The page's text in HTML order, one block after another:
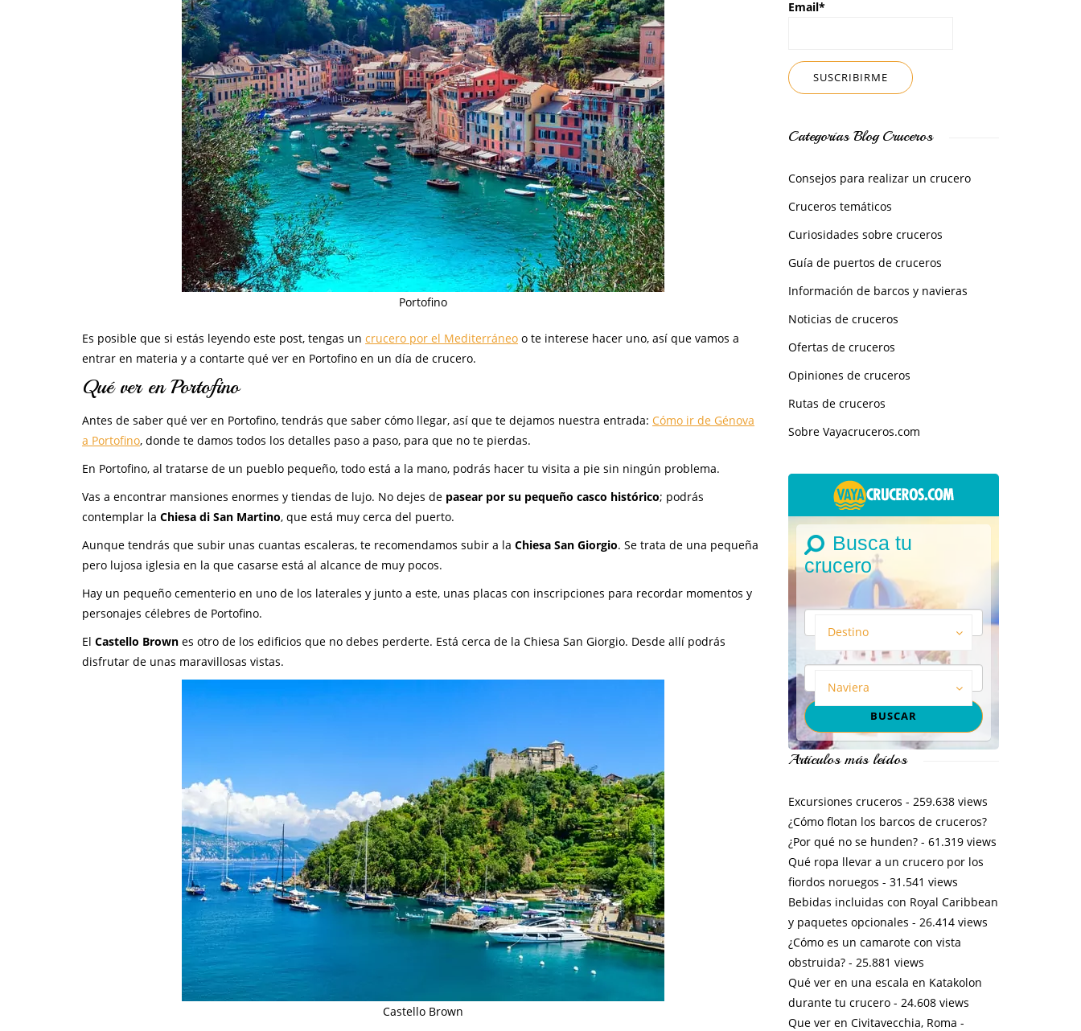
Portofino
Es posible que si estás leyendo este post, tengas un crucero por el Mediterráneo o te interese hacer uno, así que vamos a
entrar en materia y a contarte qué ver en Portofino en un día de crucero.
Qué ver en Portofino
Antes de saber qué ver en Portofino, tendrás que saber cómo llegar, así que te dejamos nuestra entrada: Cómo ir de Génova
a Portofino, donde te damos todos los detalles paso a paso, para que no te pierdas.
En Portofino, al tratarse de un pueblo pequeño, todo está a la mano, podrás hacer tu visita a pie sin ningún problema.
Vas a encontrar mansiones enormes y tiendas de lujo. No dejes de pasear por su pequeño casco histórico; podrás
contemplar la Chiesa di San Martino, que está muy cerca del puerto.
Aunque tendrás que subir unas cuantas escaleras, te recomendamos subir a la Chiesa San Giorgio. Se trata de una pequeña
pero lujosa iglesia en la que casarse está al alcance de muy pocos.
Hay un pequeño cementerio en uno de los laterales y junto a este, unas placas con inscripciones para recordar momentos y
personajes célebres de Portofino.
El Castello Brown es otro de los edificios que no debes perderte. Está cerca de la Chiesa San Giorgio. Desde allí podrás
disfrutar de unas maravillosas vistas.
Castello Brown
Email*
Categorías Blog Cruceros
Consejos para realizar un crucero
Cruceros temáticos
Curiosidades sobre cruceros
Guía de puertos de cruceros
Información de barcos y navieras
Noticias de cruceros
Ofertas de cruceros
Opiniones de cruceros
Rutas de cruceros
Sobre Vayacruceros.com
Busca tu
crucero
Destino
Naviera
Artículos más leídos
Excursiones cruceros - 259.638 views
¿Cómo flotan los barcos de cruceros?
¿Por qué no se hunden?- 61.319 views
Qué ropa llevar a un crucero por los
fiordos noruegos - 31.541 views
Bebidas incluidas con Royal Caribbean
y paquetes opcionales - 26.414 views
¿Cómo es un camarote con vista
obstruida?- 25.881 views
Qué ver en una escala en Katakolon
durante tu crucero- 24.608 views
Que ver en Civitavecchia, Roma -